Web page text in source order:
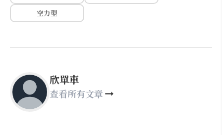
空力型
欣單車
查看所有文章